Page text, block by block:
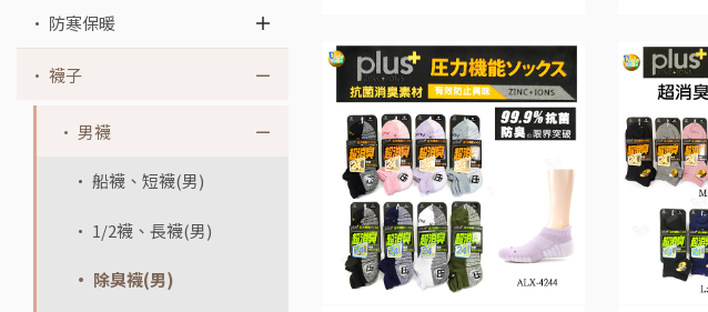
• 防寒保暖
• 襪子
• 男襪
• 船襪、短襪(男)
• 1/2襪、長襪(男)
• 除臭襪(男)
加入購物車